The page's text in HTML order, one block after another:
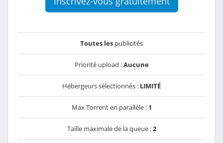
Toutes les publicités
Priorité upload :Aucune
Hébergeurs sélectionnés : LIMITÉ
Max Torrent en parallèle : 1
Taille maximale de la queue :2